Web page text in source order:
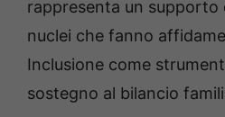
rappresenta un
nuclei che fanno
Inclusione come
sostegno al bilancio